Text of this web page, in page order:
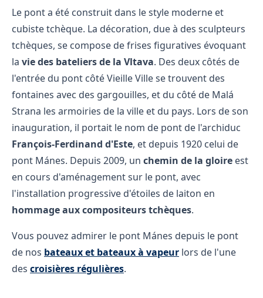
Le pont a été construit dans le style moderne et
cubiste tchèque. La décoration, due à des sculpteurs
tchèques, se compose de frises figuratives évoquant
la vie des bateliers de la Vltava. Des deux côtés de
l'entrée du pont côté Vieille Ville se trouvent des
fontaines avec des gargouilles, et du côté de Malá
Strana les armoiries de la ville et du pays. Lors de son
inauguration, il portait le nom de pont de l'archiduc
François-Ferdinand d'Este, et depuis 1920 celui de
pont Mánes. Depuis 2009, un chemin de la gloire est
en cours d'aménagement sur le pont, avec
l'installation progressive d'étoiles de laiton en
hommage aux compositeurs tchèques.
Vous pouvez admirer le pont Mánes depuis le pont
de nos bateaux et bateaux à vapeur lors de l'une
des croisières régulières.